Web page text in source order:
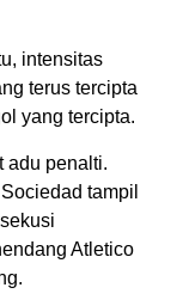
intensitas
terus tercipta
yang tercipta.
adu penalti.
tampil
Atletico